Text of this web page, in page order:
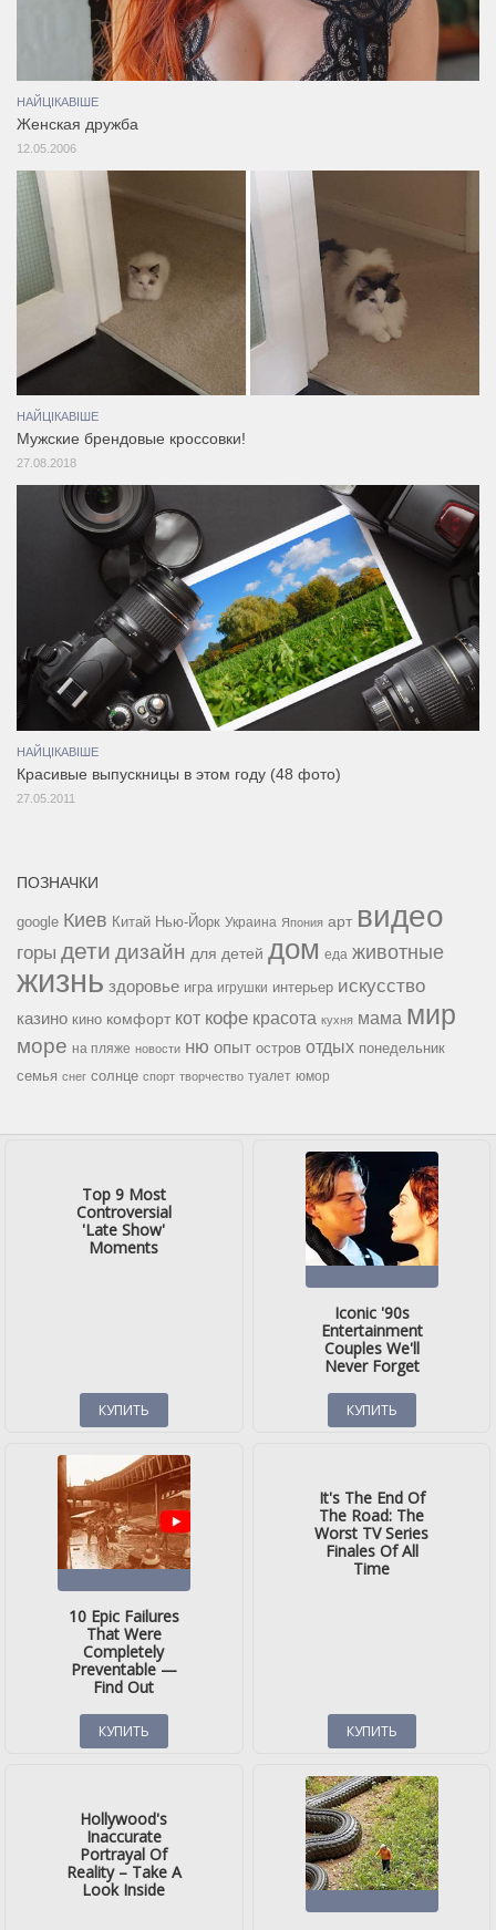
НАЙЦІКАВІШЕ
Женская дружба
12.05.2006
НАЙЦІКАВІШЕ
Мужские брендовые кроссовки!
27.08.2018
НАЙЦІКАВІШЕ
Красивые выпускницы в этом году (48 фото)
27.05.2011
ПОЗНАЧКИ
google Киев Китай Нью-Йорк Украина Япония арт видео
горы дети дизайн для детей дом еда животные
жизнь здоровье игра игрушки интерьер искусство
казино кино комфорт кот кофе красота кухня мама мир
море на пляже новости ню опыт остров отдых понедельник
семья снег солнце спорт творчество туалет юмор